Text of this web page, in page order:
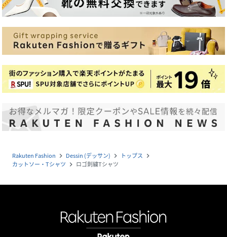
Rakuten Fashion navigate_next Dessin (デッサン) navigate_next トップス navigate_next
カットソー・Tシャツ navigate_next ロゴ刺繍Tシャツ